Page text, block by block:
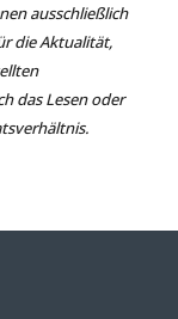
ausschließlich
die Aktualität,
das Lesen oder